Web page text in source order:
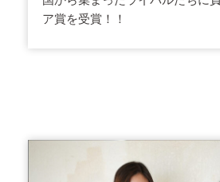
ア賞を受賞！！